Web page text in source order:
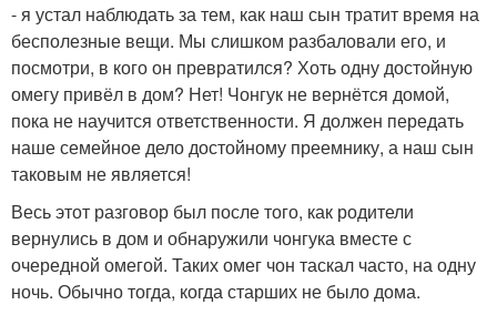
- я устал наблюдать за тем, как наш сын тратит время на
бесполезные вещи. Мы слишком разбаловали его, и
посмотри, в кого он превратился? Хоть одну достойную
омегу привёл в дом? Нет! Чонгук не вернётся домой,
пока не научится ответственности. Я должен передать
наше семейное дело достойному преемнику, а наш сын
таковым не является!
Весь этот разговор был после того, как родители
вернулись в дом и обнаружили чонгука вместе с
очередной омегой. Таких омег чон таскал часто, на одну
ночь. Обычно тогда, когда старших не было дома.